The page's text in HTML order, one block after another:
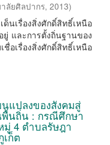
ลัยศิลปากร, 2013)
นเรื่องสิ่งศักดิ์สิทธิ์เหนือ
และการตั้งถิ่นฐานของ
อเรื่องสิ่งศักดิ์สิทธิ์เหนือ
นแปลงของสังคมสู่
นถิ่น : กรณีศึกษา
4 ตำบลรัษฎา
เก็ต